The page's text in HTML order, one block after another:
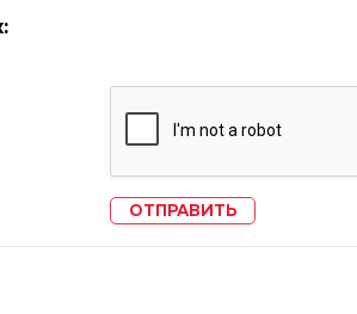
ОТПРАВИТЬ